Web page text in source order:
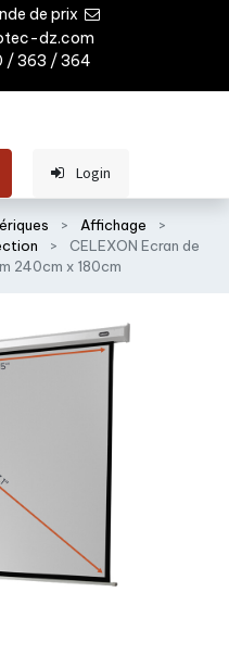
de prix
dz.com
/ 363 / 364
Login
Affichage
CELEXON Ecran de
240cm x 180cm